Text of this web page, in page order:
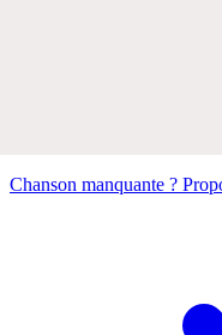
Chanson manquante ?